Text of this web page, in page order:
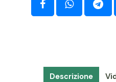
Descrizione